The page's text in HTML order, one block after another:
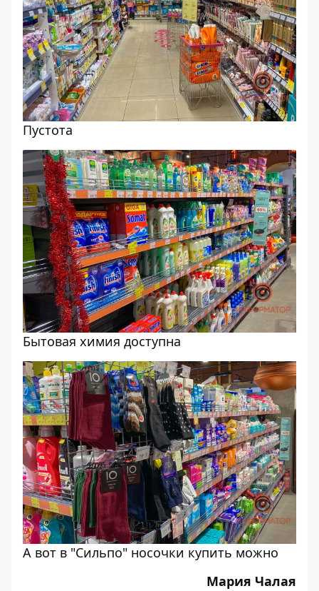
Пустота
Бытовая химия доступна
А вот в "Сильпо" носочки купить можно
Мария Чалая